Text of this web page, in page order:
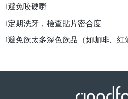
l避免咬硬嘢
l定期洗牙，檢查貼片密合度
l避免飲太多深色飲品（如咖啡、紅